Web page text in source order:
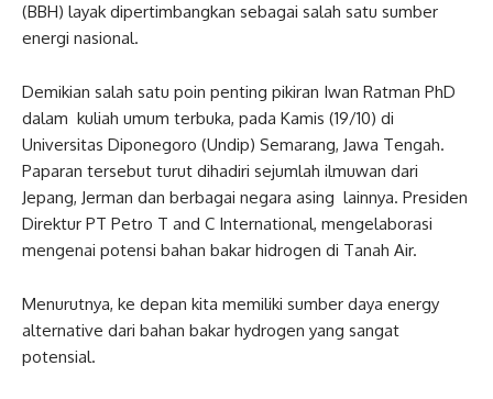
(BBH) layak dipertimbangkan sebagai salah satu sumber
energi nasional.
Demikian salah satu poin penting pikiran Iwan Ratman PhD
dalam kuliah umum terbuka, pada Kamis (19/10) di
Universitas Diponegoro (Undip) Semarang, Jawa Tengah.
Paparan tersebut turut dihadiri sejumlah ilmuwan dari
Jepang, Jerman dan berbagai negara asing lainnya. Presiden
Direktur PT Petro T and C International, mengelaborasi
mengenai potensi bahan bakar hidrogen di Tanah Air.
Menurutnya, ke depan kita memiliki sumber daya energy
alternative dari bahan bakar hydrogen yang sangat
potensial.